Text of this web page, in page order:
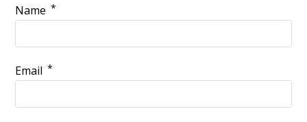
Name *
Email *